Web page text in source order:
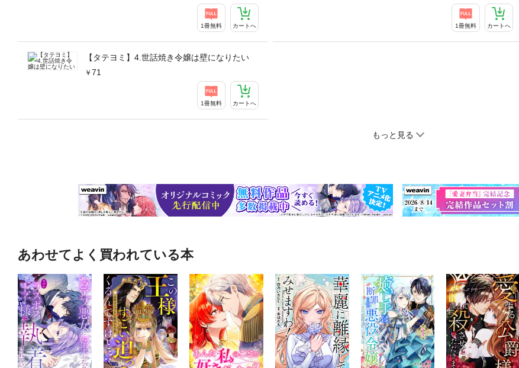
1冊無料 カートへ 1冊無料 カートへ
【タテヨミ】4.世話焼き令嬢は壁になりたい
71
1冊無料 カートへ
もっと見る
あわせてよく買われている本